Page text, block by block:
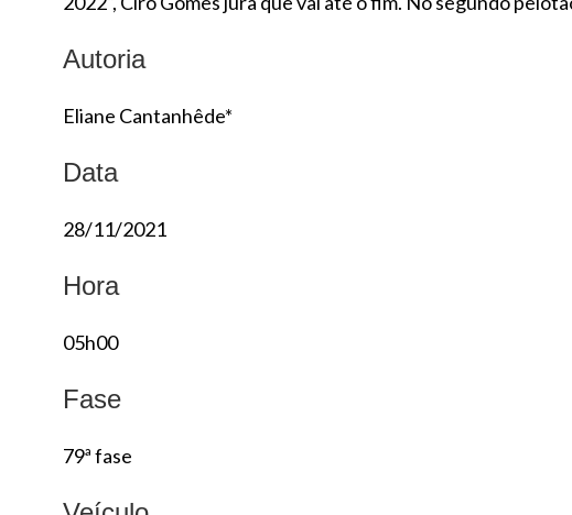
Autoria
Eliane Cantanhêde*
Data
28/11/2021
Hora
05h00
Fase
79ª fase